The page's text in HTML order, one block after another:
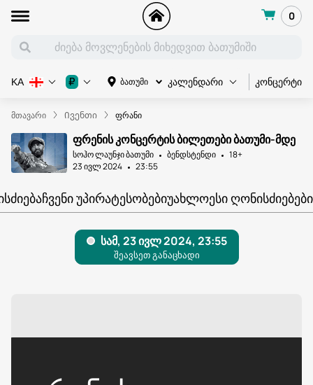
0
ბათუმი კალენდარი კონცერტი
KA ₽
მთავარი Ივენთი ფრანი
ფრენის კონცერტის ბილეთები ბათუმი-მდე
სოჰო ლაუნჯი ბათუმი ბენდსტენდი
18+
23 ივლ 2024
23:55
ᲩᲕᲔᲜᲘ ᲣᲞᲘᲠᲐᲢᲔᲡᲝᲑᲔᲑᲘᲣᲐᲮᲚᲝᲔᲡᲘ ᲦᲝᲜᲘᲡᲫᲘᲔᲑᲔᲑᲘ